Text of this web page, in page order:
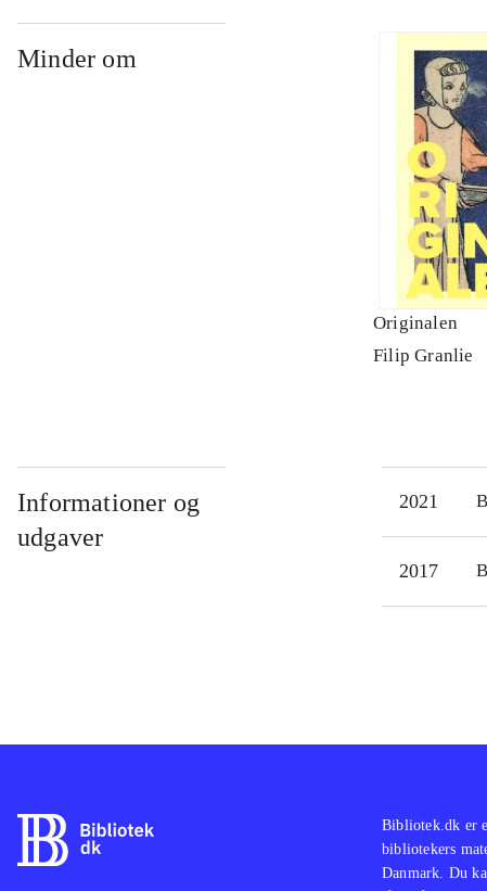
Minder om
Originalen
Filip Granlie
Informationer og
udgaver
2021
2017
Bibliotek.dk er
bibliotekers
Danmark. Du